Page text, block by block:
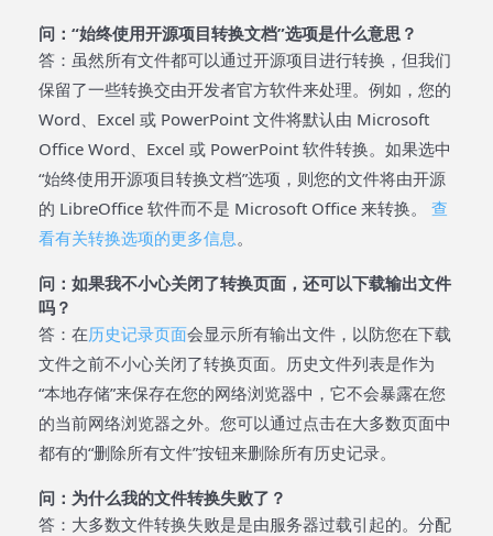
问：“始终使用开源项目转换文档”选项是什么意思？
答：虽然所有文件都可以通过开源项目进行转换，但我们
保留了一些转换交由开发者官方软件来处理。例如，您的
Word、Excel 或 PowerPoint 文件将默认由 Microsoft
Office Word、Excel 或 PowerPoint 软件转换。如果选中
“始终使用开源项目转换文档”选项，则您的文件将由开源
的 LibreOffice 软件而不是 Microsoft Office 来转换。 查
看有关转换选项的更多信息。
问：如果我不小心关闭了转换页面，还可以下载输出文件
吗？
答：在历史记录页面会显示所有输出文件，以防您在下载
文件之前不小心关闭了转换页面。历史文件列表是作为
“本地存储”来保存在您的网络浏览器中，它不会暴露在您
的当前网络浏览器之外。您可以通过点击在大多数页面中
都有的“删除所有文件”按钮来删除所有历史记录。
问：为什么我的文件转换失败了？
答：大多数文件转换失败是是由服务器过载引起的。分配